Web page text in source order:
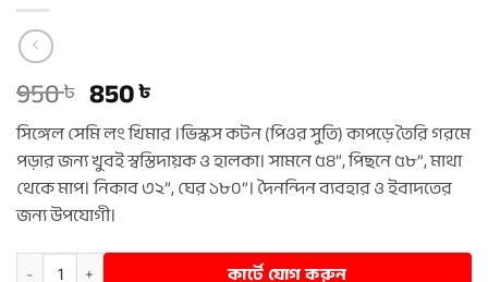
950৳ Original
price
was:
950 ৳ .
850৳
price
is:
850 ৳ .
সিঙ্গেল সেমি লং খিমার ।ভিস্কস কটন (পিওর সুতি) কাপড়ে তৈরি গরমে
পড়ার জন্য খুবই স্বস্তিদায়ক ও হালকা। সামনে ৫৪”, পিছনে ৫৮”, মাথা
থেকে মাপ। নিকাব ৩২”, ঘের ১৮০”। দৈনন্দিন ব্যবহার ও ইবাদতের
জন্য উপযোগী।
Semi Long Lilen Khimar – 401 quantityকার্টে যোগ করুন